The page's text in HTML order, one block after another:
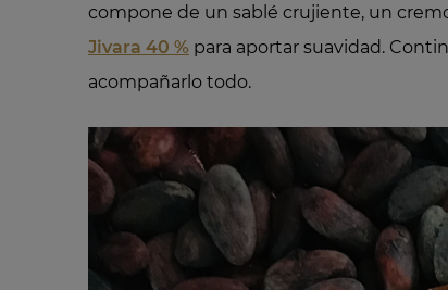
compone de un sablé crujiente, un
Jivara 40 % para aportar suavidad.
acompañarlo todo.